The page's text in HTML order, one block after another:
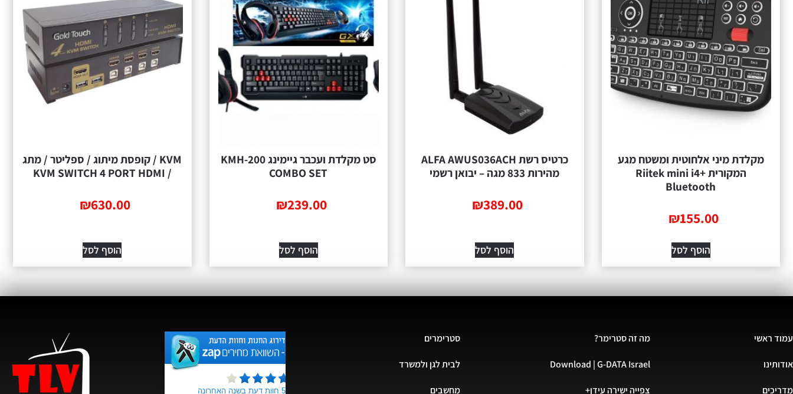
מקלדת מיני אלחוטית ומשטח מגע
המקורית Riitek mini i4+
Bluetooth
₪155.00
הוסף לסל
כרטיס רשת ALFA AWUS036ACH
מהירות 833 מגה – יבואן רשמי
₪389.00
הוסף לסל
סט מקלדת ועכבר גיימינג KMH-200
COMBO SET
₪239.00
הוסף לסל
KVM / קופסת מיתוג / ספליטר / מתג
/ KVM SWITCH 4 PORT HDMI
₪630.00
הוסף לסל
עמוד ראשי
אודותינו
מדריכים
מה זה סטרימר?
Download | G-DATA Israel
צפייה ישירה עידן+
סטרימרים
לבית לגן ולמשרד
מחשבים